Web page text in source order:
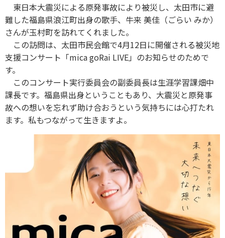
東日本大震災による原発事故により被災し、太田市に避
難した福島県浪江町出身の歌手、牛来 美佳（ごらい みか）
さんが玉村町を訪れてくれました。
この訪問は、太田市民会館で4月12日に開催される被災地
支援コンサート「mica goRai LIVE」のお知らせのためで
す。
このコンサート実行委員会の副委員長は生涯学習課畑中
課長です。福島県出身ということもあり、大震災と原発事
故への想いを忘れず助け合おうという気持ちには心打たれ
ます。私もつながって生きますよ。